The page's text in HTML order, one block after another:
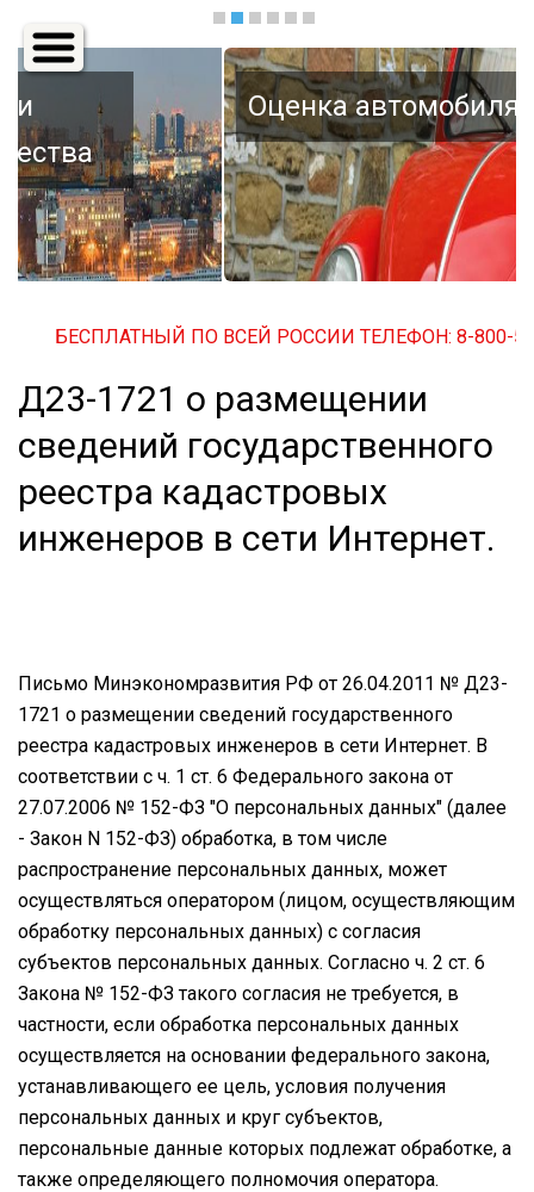
Основная
навигация
Оценка автомобиля
БЕСПЛАТНЫЙ ПО ВСЕЙ РОССИИ ТЕЛЕФОН: 8-800-
Д23-1721 о размещении
сведений государственного
реестра кадастровых
инженеров в сети Интернет.
Письмо Минэкономразвития РФ от 26.04.2011 № Д23-
1721 о размещении сведений государственного
реестра кадастровых инженеров в сети Интернет. В
соответствии с ч. 1 ст. 6 Федерального закона от
27.07.2006 № 152-ФЗ "О персональных данных" (далее
- Закон N 152-ФЗ) обработка, в том числе
распространение персональных данных, может
осуществляться оператором (лицом, осуществляющим
обработку персональных данных) с согласия
субъектов персональных данных. Согласно ч. 2 ст. 6
Закона № 152-ФЗ такого согласия не требуется, в
частности, если обработка персональных данных
осуществляется на основании федерального закона,
устанавливающего ее цель, условия получения
персональных данных и круг субъектов,
персональные данные которых подлежат обработке, а
также определяющего полномочия оператора.